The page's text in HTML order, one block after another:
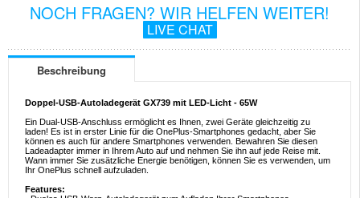
NOCH FRAGEN? WIR HELFEN WEITER!
LIVE CHAT
Beschreibung
Doppel-USB-Autoladegerät GX739 mit LED-Licht - 65W
Ein Dual-USB-Anschluss ermöglicht es Ihnen, zwei Geräte gleichzeitig zu
laden! Es ist in erster Linie für die OnePlus-Smartphones gedacht, aber Sie
können es auch für andere Smartphones verwenden. Bewahren Sie diesen
Ladeadapter immer in Ihrem Auto auf und nehmen Sie ihn auf jede Reise mit.
Wann immer Sie zusätzliche Energie benötigen, können Sie es verwenden, um
Ihr OnePlus schnell aufzuladen.
Features: